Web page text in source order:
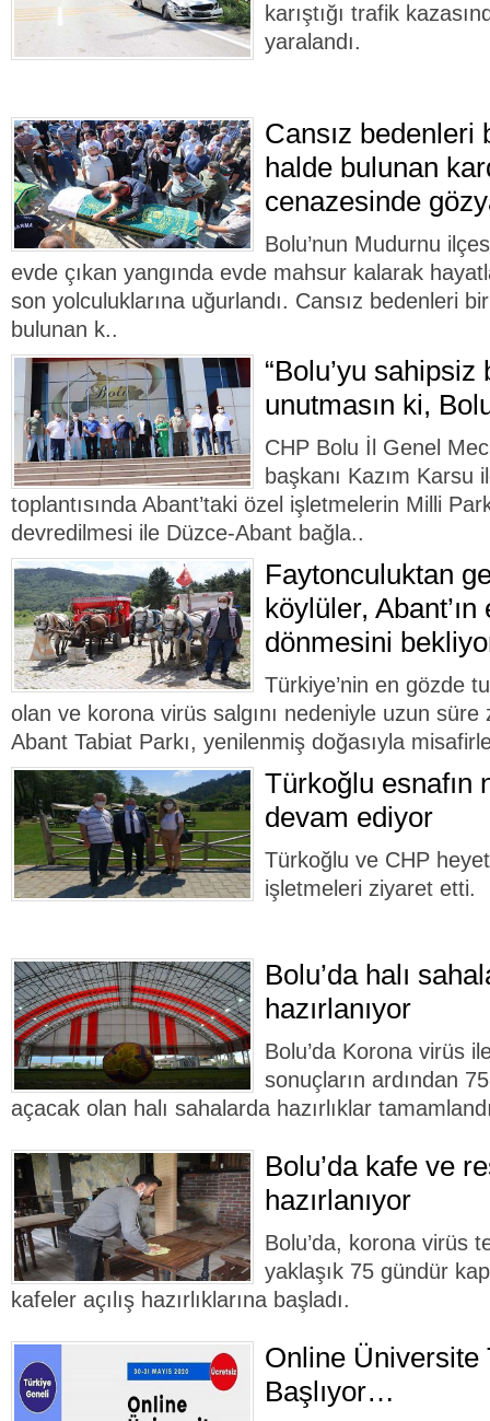
karıştığı trafik
yaralandı.
Cansız bedenleri
halde bulunan
cenazesinde
Bolu’nun Mudurnu
evde çıkan yangında evde mahsur kalarak
son yolculuklarına uğurlandı. Cansız bedenleri
bulunan k..
“Bolu’yu sahipsiz
unutmasın ki,
CHP Bolu İl Genel
başkanı Kazım Karsu
toplantısında Abant’taki özel işletmelerin Milli
devredilmesi ile Düzce-Abant bağla..
Faytonculuktan
köylüler,
dönmesini
Türkiye’nin en gözde
olan ve korona virüs salgını nedeniyle uzun süre
Abant Tabiat Parkı, yenilenmiş doğasıyla
Türkoğlu esnafın
devam ediyor
Türkoğlu ve CHP
işletmeleri ziyaret etti.
Bolu’da halı
hazırlanıyor
Bolu’da Korona virüs
sonuçların ardından
açacak olan halı sahalarda hazırlıklar
Bolu’da kafe ve
hazırlanıyor
Bolu’da, korona virüs
yaklaşık 75 gündür
kafeler açılış hazırlıklarına başladı.
Online Üniversite
Başlıyor…